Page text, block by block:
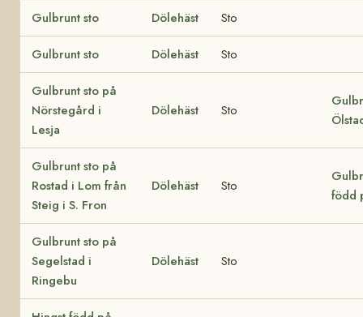
Gulbrunt sto Dölehäst Sto
Gulbrunt sto Dölehäst Sto
Gulbrunt sto på
Nörstegård i
Lesja
Dölehäst Sto
Gulbrunt sto på
Rostad i Lom från
Steig i S. Fron
Dölehäst Sto
född
Gulbrunt sto på
Segelstad i
Ringebu
Dölehäst Sto